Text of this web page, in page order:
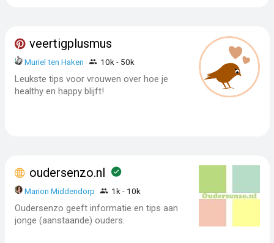
veertigplusmus
Muriel ten Haken 10k - 50k
Leukste tips voor vrouwen over hoe je
healthy en happy blijft!
oudersenzo.nl
Marion Middendorp 1k - 10k
Oudersenzo geeft informatie en tips aan
jonge (aanstaande) ouders.